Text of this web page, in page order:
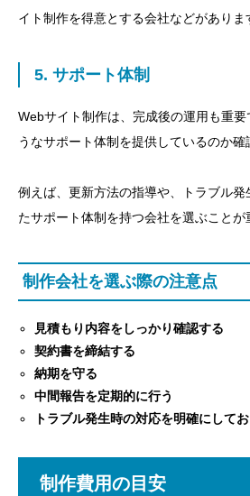
イト制作を得意とする会社などがありま
5. サポート体制
Webサイト制作は、完成後の運用も重
うなサポート体制を提供しているのか確
例えば、更新方法の指導や、トラブル発
たサポート体制を持つ会社を選ぶことが
制作会社を選ぶ際の注意点
見積もり内容をしっかり確認する
契約書を締結する
納期を守る
中間報告を定期的に行う
トラブル発生時の対応を明確にしてお
制作費用の目安